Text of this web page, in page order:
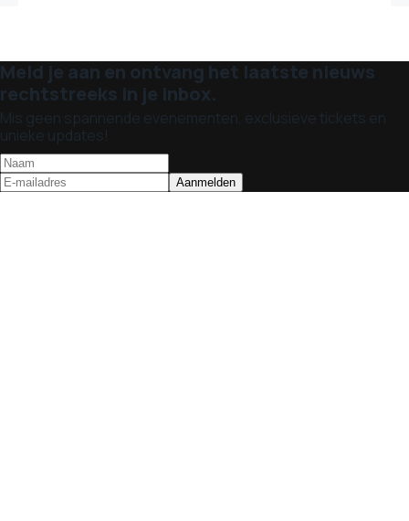
Meld je aan en ontvang het laatste nieuws
rechtstreeks in je inbox.
Mis geen spannende evenementen, exclusieve tickets en
unieke updates!